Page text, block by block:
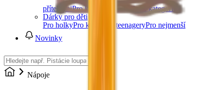
přítelkyniPro kamarádku
Další kategorie
Dárky pro děti
Pro holkyPro kluky Pro teenageryPro nejmenší
Novinky
Nápoje